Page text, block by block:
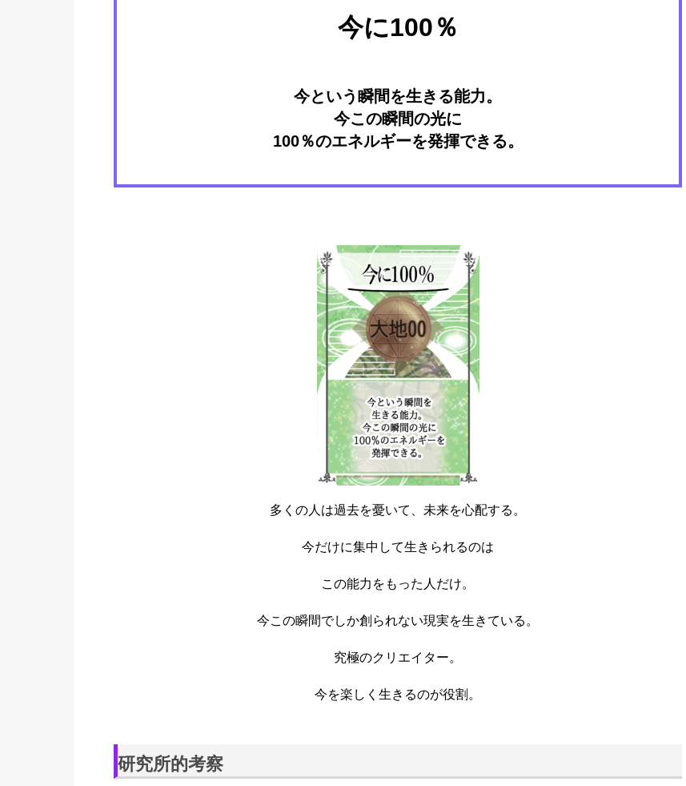
今に100％
今という瞬間を生きる能力。
今この瞬間の光に
100％のエネルギーを発揮できる。
多くの人は過去を憂いて、未来を心配する。
今だけに集中して生きられるのは
この能力をもった人だけ。
今この瞬間でしか創られない現実を生きている。
究極のクリエイター。
今を楽しく生きるのが役割。
研究所的考察